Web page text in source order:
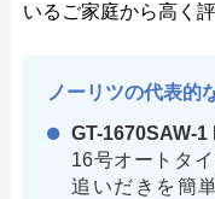
いるご家庭から高く
ノーリツの代表的
GT-1670SAW-1
16号オートタ
追いだきを簡